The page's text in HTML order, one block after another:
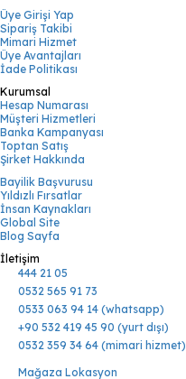
Üye Girişi Yap
Sipariş Takibi
Mimari Hizmet
Üye Avantajları
İade Politikası
Kurumsal
Hesap Numarası
Müşteri Hizmetleri
Banka Kampanyası
Toptan Satış
Şirket Hakkında
Bayilik Başvurusu
Yıldızlı Fırsatlar
İnsan Kaynakları
Global Site
Blog Sayfa
İletişim
444 21 05
0532 565 91 73
0533 063 94 14 (whatsapp)
+90 532 419 45 90 (yurt dışı)
0532 359 34 64 (mimari hizmet)
Mağaza Lokasyon